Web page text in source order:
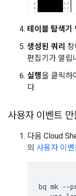
테이블 탐색기
생성된 쿼리 창
편집기가 열립
실행을 클릭하
다.
사용자 이벤트 만
다음 Cloud
의 사용자 이벤
bq mk --